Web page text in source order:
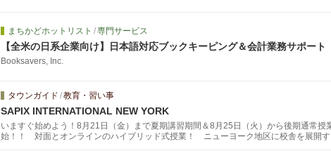
まちかどホットリスト /専門サービス
【全米の日系企業向け】日本語対応ブックキーピング＆会計業務サポート
Booksavers, Inc.
タウンガイド /教育・習い事
SAPIX INTERNATIONAL NEW YORK
いますぐ始めよう！8月21日（金）まで夏期講習期間＆8月25日（火）から後期通常授
始！！ 対面とオンラインのハイブリッド式授業！ ニューヨーク地区に校舎を展開す